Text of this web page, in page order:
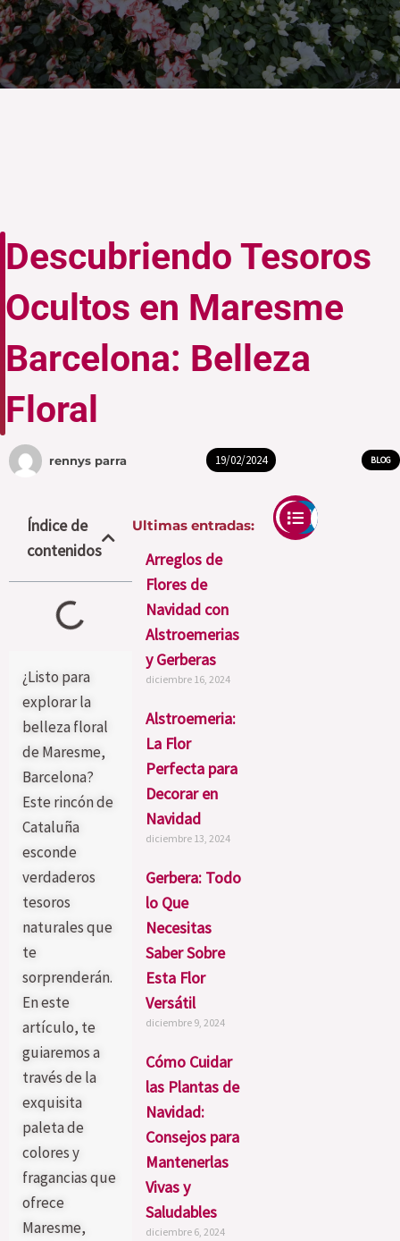
Descubriendo Tesoros
Ocultos en Maresme
Barcelona: Belleza
Floral
rennys parra 19/02/2024 BLOG
Índice de
contenidos
¿Listo para
explorar la
belleza floral
de Maresme,
Barcelona?
Este rincón de
Cataluña
esconde
verdaderos
tesoros
naturales que
te
sorprenderán.
En este
artículo, te
guiaremos a
través de la
exquisita
paleta de
colores y
fragancias que
ofrece
Maresme,
Ultimas entradas:
Arreglos de
Flores de
Navidad con
Alstroemerias
y Gerberas
diciembre 16, 2024
Alstroemeria:
La Flor
Perfecta para
Decorar en
Navidad
diciembre 13, 2024
Gerbera: Todo
lo Que
Necesitas
Saber Sobre
Esta Flor
Versátil
diciembre 9, 2024
Cómo Cuidar
las Plantas de
Navidad:
Consejos para
Mantenerlas
Vivas y
Saludables
diciembre 6, 2024